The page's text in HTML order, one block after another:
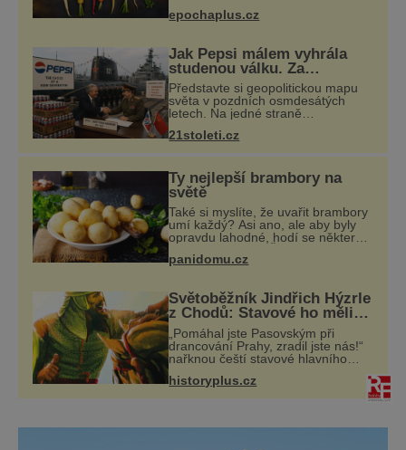
možné, jen ne oranžová. Je fialová,
epochaplus.cz
Jak Pepsi málem vyhrála
studenou válku. Za
limonádu dostala ponorky i
křižník
Představte si geopolitickou mapu
světa v pozdních osmdesátých
letech. Na jedné straně
Mezi nimi jaderný arzenál schopný
21stoleti.cz
Ty nejlepší brambory na
světě
Také si myslíte, že uvařit brambory
umí každý? Asi ano, ale aby byly
opravdu lahodné, hodí se některé
varné typy od A, tedy na saláty, po
panidomu.cz
Světoběžník Jindřich Hýzrle
z Chodů: Stavové ho měli
za zrádce
„Pomáhal jste Pasovským při
drancování Prahy, zradil jste nás!“
nařknou čeští stavové hlavního
Jindřich se však zastrašit nenechá.
historyplus.cz